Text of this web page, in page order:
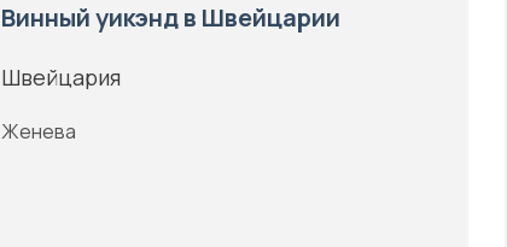
Винный уикэнд в Швейцарии
Швейцария
Женева